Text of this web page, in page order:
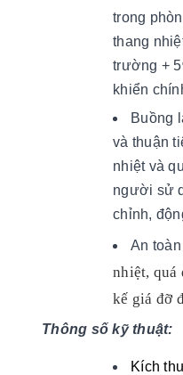
trong
thang
trường + 5
khiển
Buồng
và thuận
nhiệt và
người sử
chỉnh,
An
nhiệt, quá
kế giá đỡ
Thông số kỹ thuật:
Kích